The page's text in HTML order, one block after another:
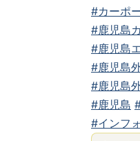
#カーポ
#鹿児島
#鹿児島
#鹿児島
#鹿児島
#鹿児島
#インフ